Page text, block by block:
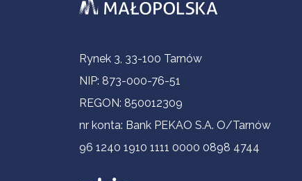
Informacje kontaktowe
Rynek 3, 33-100 Tarnów
NIP: 873-000-76-51
REGON: 850012309
nr konta: Bank PEKAO S.A. O/Tarnów
96 1240 1910 1111 0000 0898 4744